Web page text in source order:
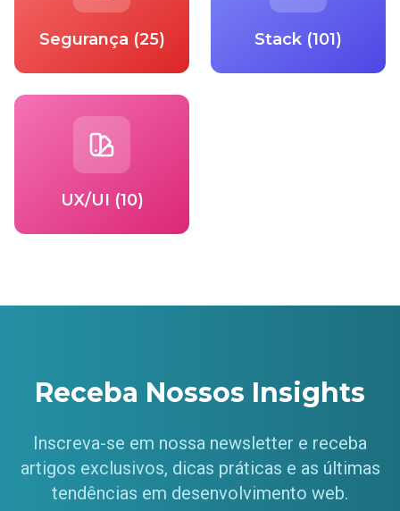
Segurança (25) Stack (101)
UX/UI (10)
Receba Nossos Insights
Inscreva-se em nossa newsletter e receba
artigos exclusivos, dicas práticas e as últimas
tendências em desenvolvimento web.